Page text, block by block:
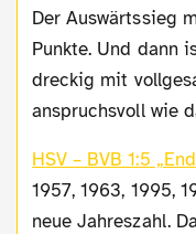
Der Auswärtssieg
Punkte. Und dann
dreckig mit
anspruchsvoll wie
HSV – BVB 1:5
1957, 1963, 1995,
neue Jahreszahl.